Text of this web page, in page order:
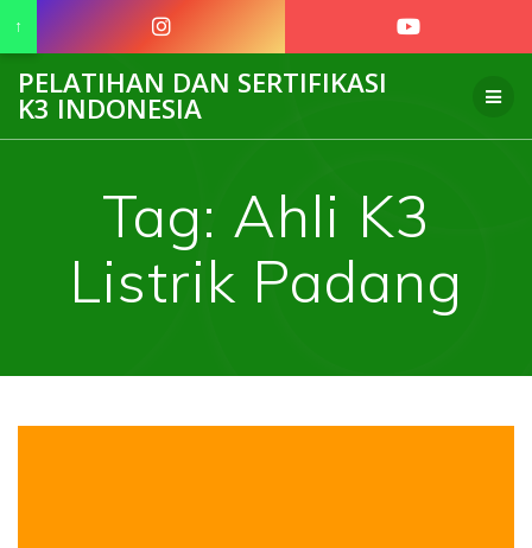
to
PELATIHAN DAN SERTIFIKASI
K3 INDONESIA
Tag: Ahli K3
Listrik Padang
↑